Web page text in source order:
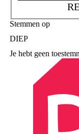
Stemmen op
DIEP
Je hebt geen